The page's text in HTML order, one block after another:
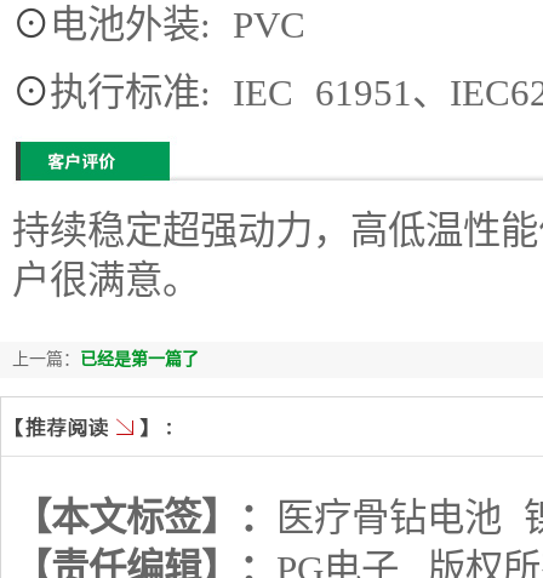
⊙ 电池外装: PVC
⊙执行标准: IEC 61951、
持续稳定超强动力，高低温性
户很满意。
上一篇： 已经是第一篇了
【本文标签】： 医疗骨钻电池
【责任编辑】： PG电子 版权